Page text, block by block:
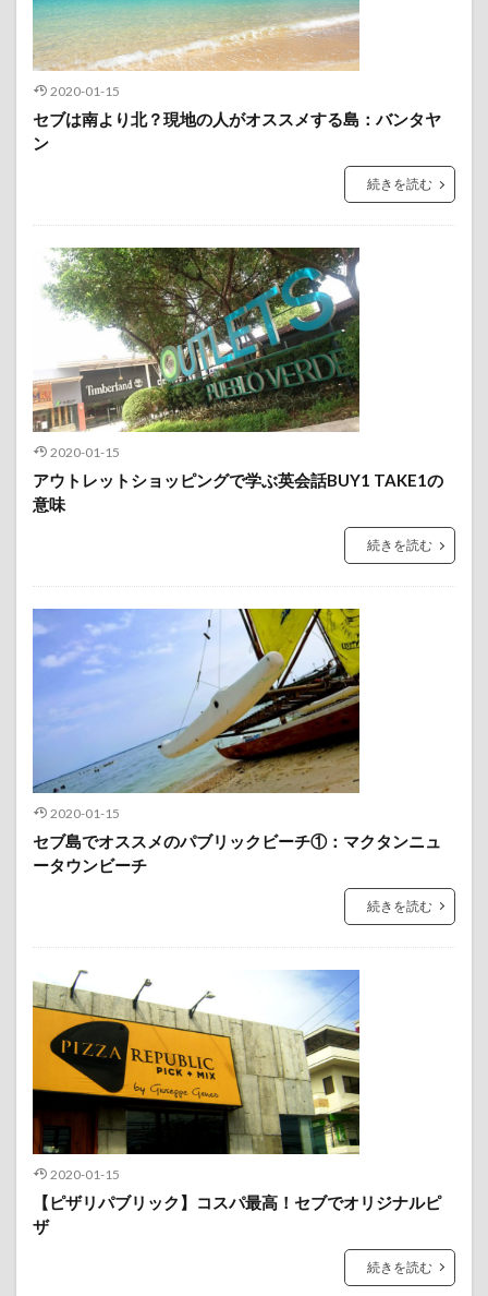
2020-01-15
セブは南より北？現地の人がオススメする島：バンタヤ
ン
続きを読む
2020-01-15
アウトレットショッピングで学ぶ英会話BUY1 TAKE1の
意味
続きを読む
2020-01-15
セブ島でオススメのパブリックビーチ①：マクタンニュ
ータウンビーチ
続きを読む
2020-01-15
【ピザリパブリック】コスパ最高！セブでオリジナルピ
ザ
続きを読む